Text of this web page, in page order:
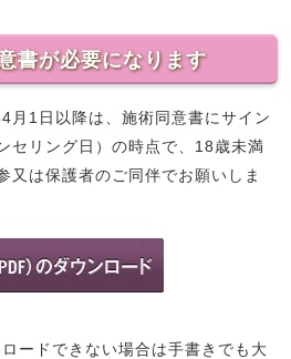
書が必要になります
月1日以降は、施術同意書にサイン
セリング日）の時点で、18歳未満
又は保護者のご同伴でお願いしま
ードできない場合は手書きでも大